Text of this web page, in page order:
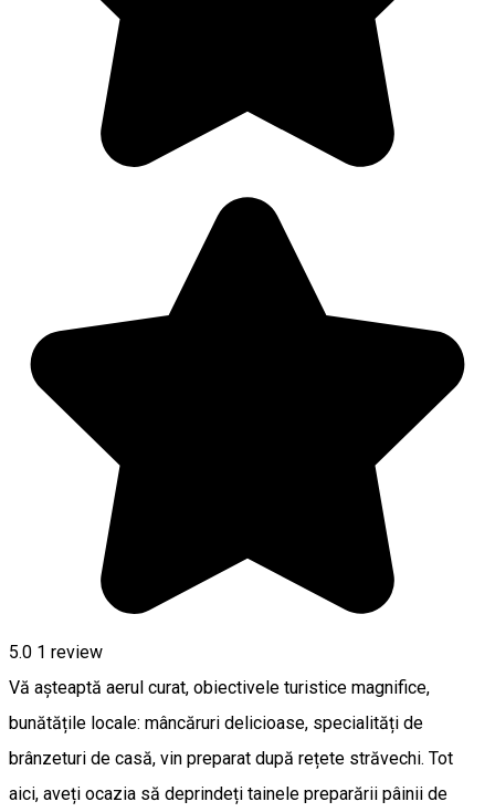
5.0 1 review
Vă așteaptă aerul curat, obiectivele turistice magnifice,
bunătățile locale: mâncăruri delicioase, specialități de
brânzeturi de casă, vin preparat după rețete străvechi. Tot
aici, aveți ocazia să deprindeți tainele preparării pâinii de